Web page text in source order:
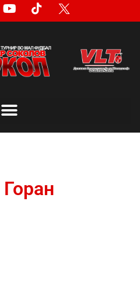
Горан